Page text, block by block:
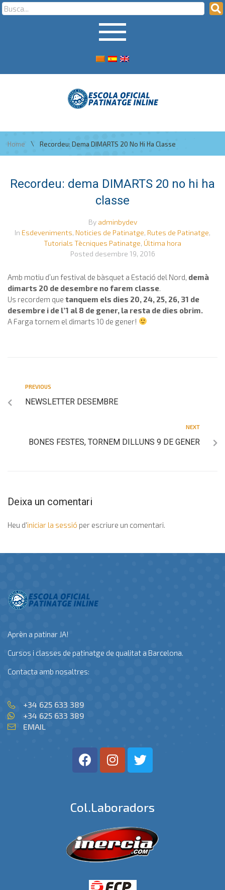
Home \ Recordeu: Dema DIMARTS 20 No Hi Ha Classe
Recordeu: dema DIMARTS 20 no hi ha
classe
By adminbydev
In Esdeveniments, Noticies de Patinatge, Rutes de Patinatge,
Tutorials Tècniques Patinatge, Última hora
Posted desembre 19, 2016
Amb motiu d’un festival de bàsquet a Estació del Nord, demà
dimarts 20 de desembre no farem classe.
Us recordem que tanquem els dies 20, 24, 25, 26, 31 de
desembre i de l’1 al 8 de gener, la resta de dies obrim.
A Farga tornem el dimarts 10 de gener!
PREVIOUS
NEWSLETTER DESEMBRE
NEXT
BONES FESTES, TORNEM DILLUNS 9 DE GENER
Deixa un comentari
Heu d'iniciar la sessió per escriure un comentari.
Aprèn a patinar JA!
Cursos i classes de patinatge de qualitat a Barcelona.
Contacta amb nosaltres:
+34 625 633 389
+34 625 633 389
EMAIL
Col.laboradors